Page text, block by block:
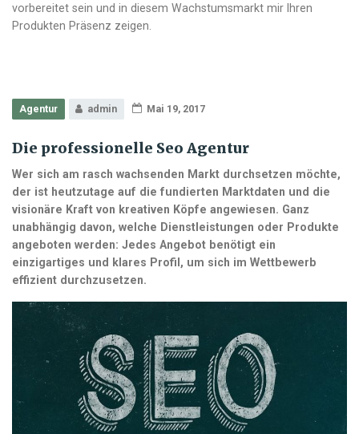
vorbereitet sein und in diesem Wachstumsmarkt mir Ihren
Produkten Präsenz zeigen.
Agentur admin Mai 19, 2017
Die professionelle Seo Agentur
Wer sich am rasch wachsenden Markt durchsetzen möchte,
der ist heutzutage auf die fundierten Marktdaten und die
visionäre Kraft von kreativen Köpfe angewiesen. Ganz
unabhängig davon, welche Dienstleistungen oder Produkte
angeboten werden: Jedes Angebot benötigt ein
einzigartiges und klares Profil, um sich im Wettbewerb
effizient durchzusetzen.